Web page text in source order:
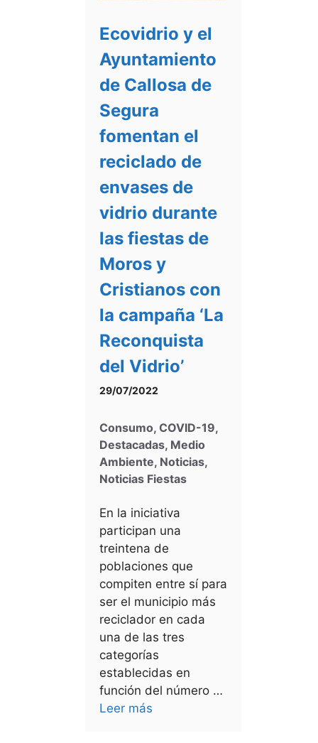
Ecovidrio y el
Ayuntamiento
de Callosa de
Segura
fomentan el
reciclado de
envases de
vidrio durante
las fiestas de
Moros y
Cristianos con
la campaña ‘La
Reconquista
del Vidrio’
29/07/2022
Consumo, COVID-19,
Destacadas, Medio
Ambiente, Noticias,
Noticias Fiestas
En la iniciativa
participan una
treintena de
poblaciones que
compiten entre sí para
ser el municipio más
reciclador en cada
una de las tres
categorías
establecidas en
función del número …
Leer más